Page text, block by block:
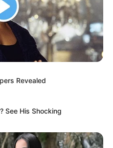
Revealed
See His Shocking